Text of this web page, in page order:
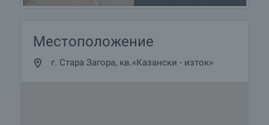
Местоположение
г. Стара Загора, кв.«Казански - изток»